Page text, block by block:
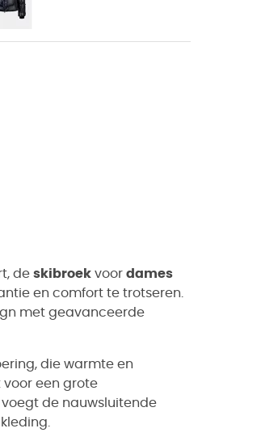
de skibroek voor dames
en comfort te trotseren.
met geavanceerde
die warmte en
een grote
de nauwsluitende